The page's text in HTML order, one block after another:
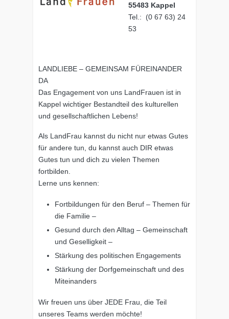
55483 Kappel
Tel.: (0 67 63) 24
53
LANDLIEBE – GEMEINSAM FÜREINANDER
DA
Das Engagement von uns LandFrauen ist in
Kappel wichtiger Bestandteil des kulturellen
und gesellschaftlichen Lebens!
Als LandFrau kannst du nicht nur etwas Gutes
für andere tun, du kannst auch DIR etwas
Gutes tun und dich zu vielen Themen
fortbilden.
Lerne uns kennen:
Fortbildungen für den Beruf – Themen für
die Familie –
Gesund durch den Alltag – Gemeinschaft
und Geselligkeit –
Stärkung des politischen Engagements
Stärkung der Dorfgemeinschaft und des
Miteinanders
Wir freuen uns über JEDE Frau, die Teil
unseres Teams werden möchte!